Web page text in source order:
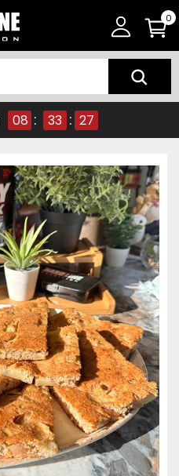
0
08 : 33 : 26